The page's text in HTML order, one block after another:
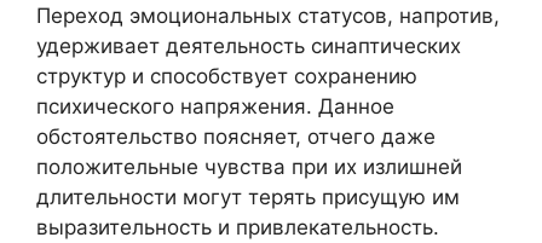
Переход эмоциональных статусов, напротив,
удерживает деятельность синаптических
структур и способствует сохранению
психического напряжения. Данное
обстоятельство поясняет, отчего даже
положительные чувства при их излишней
длительности могут терять присущую им
выразительность и привлекательность.